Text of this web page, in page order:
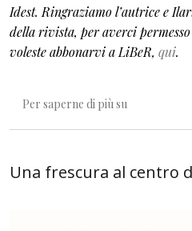
Idest. Ringraziamo l’autrice e
della rivista, per averci
voleste abbonarvi a LiBeR, qui.
Per saperne di più su
Una frescura al centro